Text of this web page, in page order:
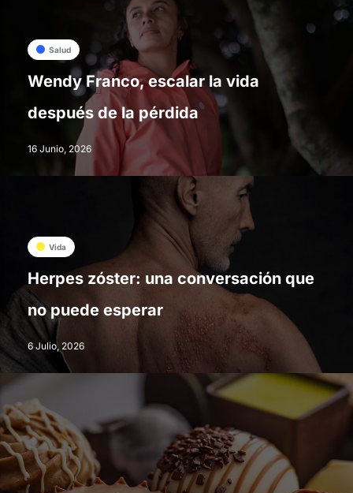
Salud
Wendy Franco, escalar la vida
después de la pérdida
16 Junio, 2026
Vida
Herpes zóster: una conversación que
no puede esperar
6 Julio, 2026